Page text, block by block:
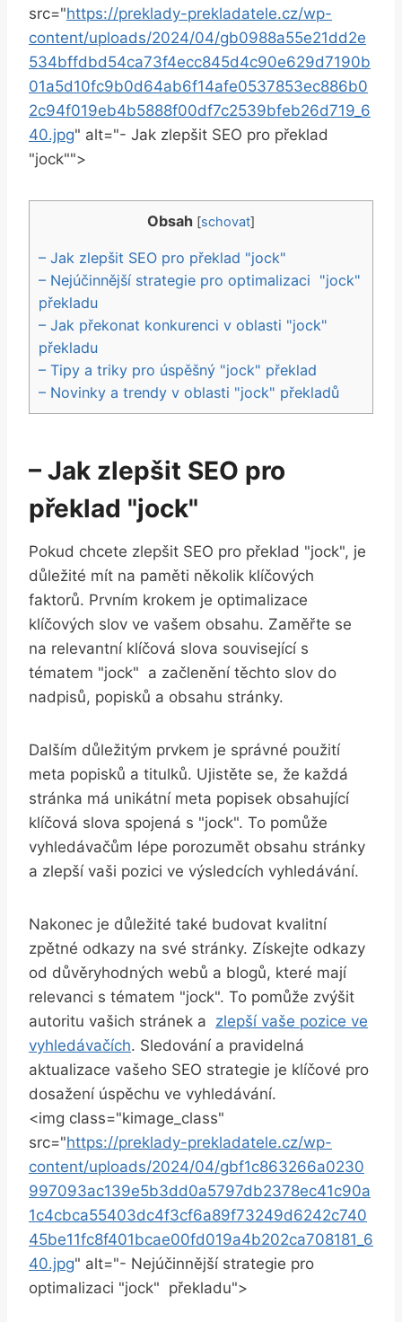
src="https://preklady-prekladatele.cz/wp-
content/uploads/2024/04/gb0988a55e21dd2e
534bffdbd54ca73f4ecc845d4c90e629d7190b
01a5d10fc9b0d64ab6f14afe0537853ec886b0
2c94f019eb4b5888f00df7c2539bfeb26d719_6
40.jpg" alt="- Jak zlepšit SEO pro ⁢překlad ​
"jock"">
Obsah [schovat]
– Jak zlepšit SEO‍ pro ‌překlad "jock"
– Nejúčinnější strategie pro optimalizaci ​ "jock"
překladu
– Jak‍ překonat konkurenci ‍v oblasti "jock"
překladu
– Tipy a​ triky pro ​úspěšný "jock" překlad
– Novinky‌ a trendy⁢ v oblasti "jock" překladů
– Jak zlepšit SEO‍ pro
‌překlad "jock"
Pokud chcete zlepšit SEO pro překlad "jock", je
důležité ⁤mít na paměti několik⁣ klíčových
faktorů. Prvním ⁣krokem je optimalizace
klíčových slov ve⁤ vašem obsahu. Zaměřte ⁣se
na‍ relevantní klíčová slova související s
tématem⁤ "jock" ‍ a začlenění těchto slov ‍do
nadpisů, popisků a obsahu ⁢stránky.
Dalším důležitým prvkem⁤ je ‍správné ⁣použití
meta popisků a titulků. Ujistěte se, že každá
stránka ⁣má unikátní meta popisek obsahující
klíčová slova spojená s‍ "jock". To pomůže
vyhledávačům lépe porozumět obsahu stránky⁤
a zlepší ‍vaši pozici ve ‌výsledcích⁣ vyhledávání.
Nakonec je důležité také ⁣budovat​ kvalitní
zpětné odkazy na své ‍stránky. Získejte odkazy
od důvěryhodných webů⁤ a blogů, které mají
relevanci ‍s tématem "jock". To pomůže ⁢zvýšit
autoritu​ vašich ​stránek a ​ zlepší vaše pozice ve
⁤vyhledávačích.⁤ Sledování a pravidelná
⁣aktualizace ‍vašeho SEO strategie je⁤ klíčové ​pro
dosažení úspěchu ve vyhledávání.
<img class="kimage_class"
src="https://preklady-prekladatele.cz/wp-
content/uploads/2024/04/gbf1c863266a0230
997093ac139e5b3dd0a5797db2378ec41c90a
1c4cbca55403dc4f3cf6a89f73249d6242c740
45be11fc8f401bcae00fd019a4b202ca708181_6
40.jpg" ‌alt="- Nejúčinnější strategie pro
⁣optimalizaci "jock" ⁣ překladu">